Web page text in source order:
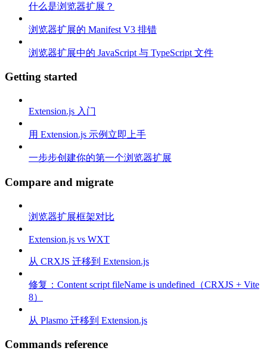
什么是浏览器扩展？
浏览器扩展的 Manifest V3 排错
浏览器扩展中的 JavaScript 与 TypeScript 文件
Getting started
Extension.js 入门
用 Extension.js 示例立即上手
一步步创建你的第一个浏览器扩展
Compare and migrate
浏览器扩展框架对比
Extension.js vs WXT
从 CRXJS 迁移到 Extension.js
修复：Content script fileName is undefined（CRXJS + Vite
8）
从 Plasmo 迁移到 Extension.js
Commands reference